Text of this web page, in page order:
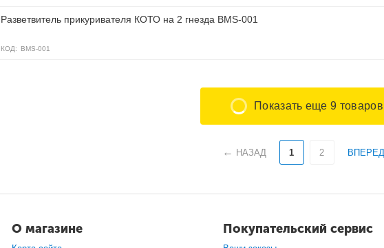
Разветвитель прикуривателя КОТО на 2 гнезда BMS-001
КОД: BMS-001
Показать еще 9 товаров
НАЗАД 1 2 ВПЕРЕД
О магазине Покупательский сервис